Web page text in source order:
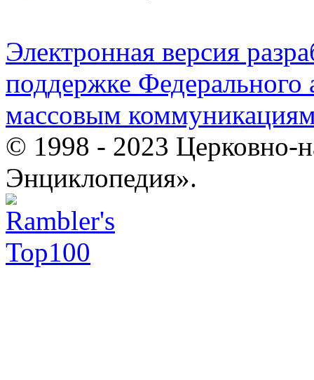
Электронная версия
поддержке Федерального
массовым
© 1998 - 2023 Церковно-
Энциклопедия».